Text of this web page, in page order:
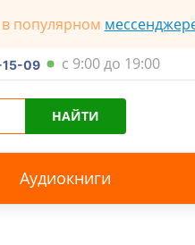
популярном
09 с 9:00 до 19:00
НАЙТИ
Аудиокниги